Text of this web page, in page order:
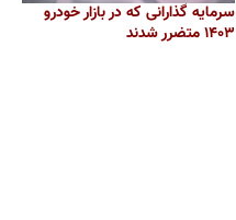
سرمایه گذارانی که در بازار خودرو
۱۴۰۳ متضرر شدند